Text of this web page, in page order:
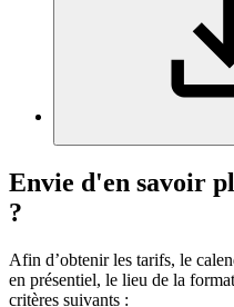
Envie d'en savoir
?
Afin d’obtenir les tarifs, le
en présentiel, le lieu de la
critères suivants :